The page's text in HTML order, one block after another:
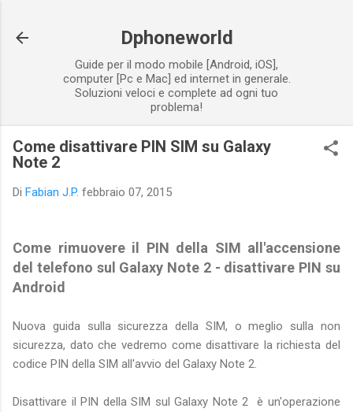
Dphoneworld
Guide per il modo mobile [Android, iOS],
computer [Pc e Mac] ed internet in generale.
Soluzioni veloci e complete ad ogni tuo
problema!
Come disattivare PIN SIM su Galaxy
Note 2
Di Fabian J.P. febbraio 07, 2015
Come rimuovere il PIN della SIM all'accensione
del telefono sul Galaxy Note 2 - disattivare PIN su
Android
Nuova guida sulla sicurezza della SIM, o meglio sulla non
sicurezza, dato che vedremo come disattivare la richiesta del
codice PIN della SIM all'avvio del Galaxy Note 2.
Disattivare il PIN della SIM sul Galaxy Note 2 è un'operazione